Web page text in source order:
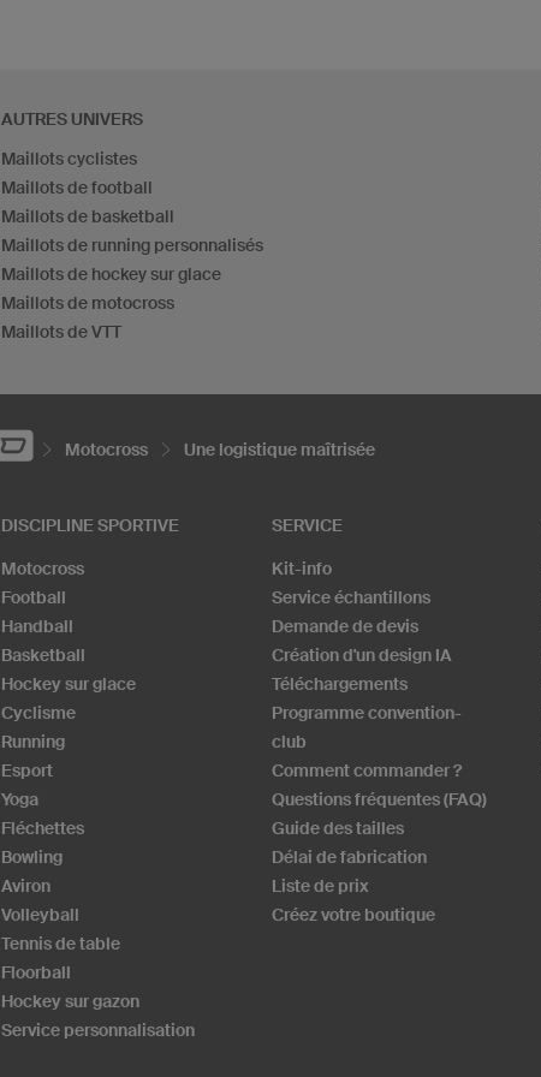
AUTRES UNIVERS
Maillots cyclistes
Maillots de football
Maillots de basketball
Maillots de running personnalisés
Maillots de hockey sur glace
Maillots de motocross
Maillots de VTT
Motocross Une logistique maîtrisée
DISCIPLINE SPORTIVE
Motocross
Football
Handball
Basketball
Hockey sur glace
Cyclisme
Running
Esport
Yoga
Fléchettes
Bowling
Aviron
Volleyball
Tennis de table
Floorball
Hockey sur gazon
Service personnalisation
SERVICE
Kit-info
Service échantillons
Demande de devis
Création d'un design IA
Téléchargements
Programme convention-
club
Comment commander ?
Questions fréquentes (FAQ)
Guide des tailles
Délai de fabrication
Liste de prix
Créez votre boutique